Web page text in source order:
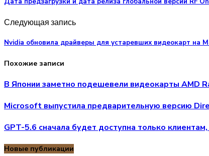
Следующая запись
Nvidia обновила драйверы для устаревших видеокарт на
Похожие записи
В Японии заметно подешевели видеокарты AMD
Microsoft выпустила предварительную версию
GPT-5.6 сначала будет доступна только
Новые публикации